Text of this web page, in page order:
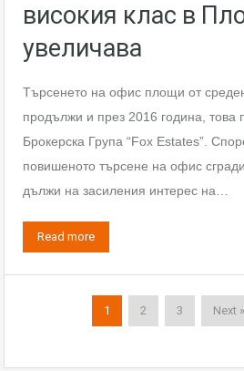
високия клас в
увеличава
Търсенето на офис площи от
продължи и през 2016 година, това
Брокерска Група “Fox Estates”.
повишеното търсене на офис
дължи на засиления интерес на…
Read more
1 2 3 Next »